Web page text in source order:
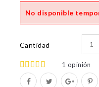
No disponible
Cantidad
1 opinión